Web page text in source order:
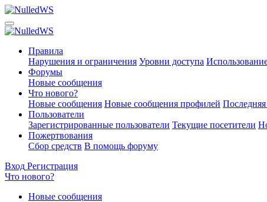
Правила
Нарушения и ограничения Уровни доступа
Форумы
Новые сообщения
Что нового?
Новые сообщения Новые сообщения профилей
Пользователи
Зарегистрированные пользователи Текущие посетители
Пожертвования
Сбор средств В помощь форуму
Вход Регистрация
Что нового?
Новые сообщения